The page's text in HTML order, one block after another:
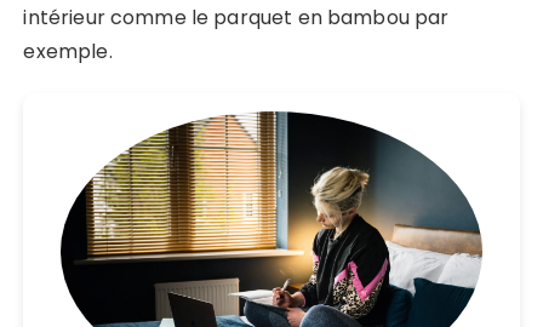
intérieur comme le parquet en bambou par
exemple.